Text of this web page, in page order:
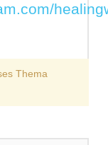
Thema